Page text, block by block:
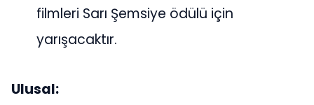
filmleri Sarı Şemsiye ödülü için
yarışacaktır.
Ulusal: